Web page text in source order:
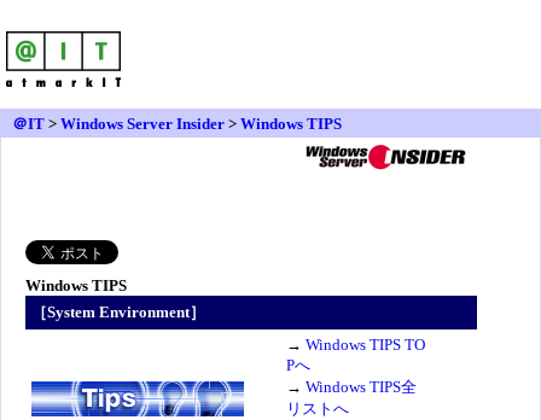
＠IT > Windows Server Insider > Windows TIPS
Windows TIPS
［System Environment］
→ Windows TIPS TO
Pへ
→ Windows TIPS全
リストへ